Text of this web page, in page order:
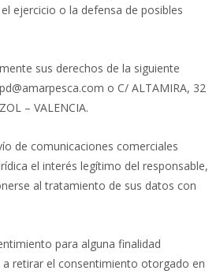
ejercicio o la defensa de posibles
sus derechos de la siguiente
o C/ ALTAMIRA, 32
– VALENCIA.
de comunicaciones comerciales
el interés legítimo del responsable,
al tratamiento de sus datos con
para alguna finalidad
retirar el consentimiento otorgado en